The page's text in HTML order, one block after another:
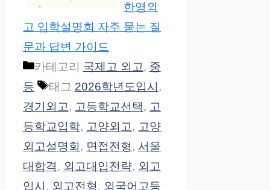
한영외
고 입학설명회 자주 묻는 질
문과 답변 가이드
카테고리 국제고 외고, 중
등
태그 2026학년도입시 ,
경기외고, 고등학교선택, 고
등학교입학, 고양외고, 고양
외고설명회 , 면접전형, 서울
대합격, 외고대입전략, 외고
입시 , 외고전형, 외국어고등